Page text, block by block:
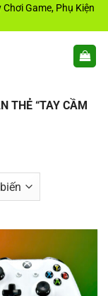
Game, Phụ Kiện
THẺ “TAY CẦM